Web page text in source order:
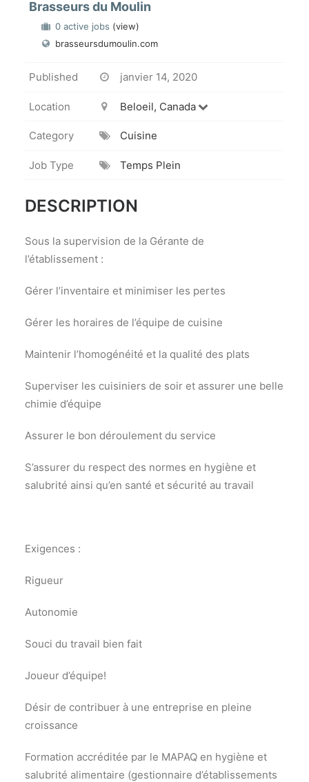
Brasseurs du Moulin
0 active jobs (view)
brasseursdumoulin.com
Published janvier 14, 2020
Location Beloeil, Canada
Category Cuisine
Job Type Temps Plein
DESCRIPTION
Sous la supervision de la Gérante de
l’établissement :
Gérer l’inventaire et minimiser les pertes
Gérer les horaires de l’équipe de cuisine
Maintenir l’homogénéité et la qualité des plats
Superviser les cuisiniers de soir et assurer une belle
chimie d’équipe
Assurer le bon déroulement du service
S’assurer du respect des normes en hygiène et
salubrité ainsi qu’en santé et sécurité au travail
Exigences :
Rigueur
Autonomie
Souci du travail bien fait
Joueur d’équipe!
Désir de contribuer à une entreprise en pleine
croissance
Formation accréditée par le MAPAQ en hygiène et
salubrité alimentaire (gestionnaire d’établissements